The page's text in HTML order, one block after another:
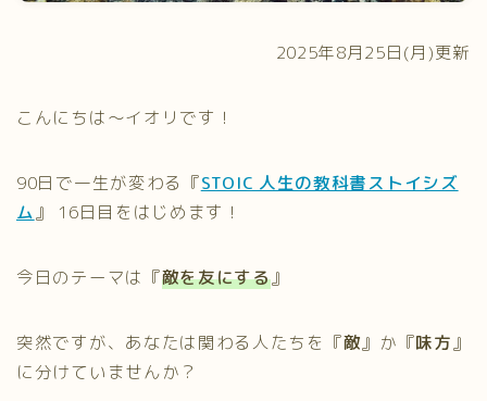
2025年8月25日(月)更新
こんにちは〜イオリです！
90日で一生が変わる『STOIC 人生の教科書ストイシズ
ム』 16日目をはじめます！
今日のテーマは『敵を友にする』
突然ですが、あなたは関わる人たちを『敵』か『味方』
に分けていませんか？